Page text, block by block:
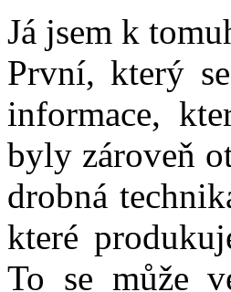
Já jsem k
První, který
informace,
byly zároveň
drobná
které
To se může